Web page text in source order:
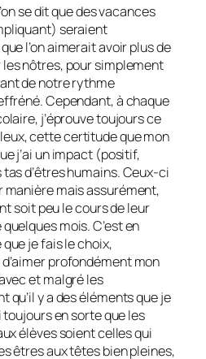
se dit que des vacances
seraient
l’on aimerait avoir plus de
nôtres, pour simplement
de notre rythme
Cependant, à chaque
j’éprouve toujours ce
cette certitude que mon
j’ai un impact (positif,
d’êtres humains. Ceux-ci
manière mais assurément,
soit peu le cours de leur
mois. C’est en
je fais le choix,
profondément mon
et malgré les
qu’il y a des éléments que je
en sorte que les
élèves soient celles qui
êtres aux têtes bien pleines,